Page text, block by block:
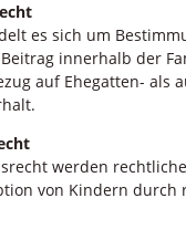
es sich um
innerhalb der
auf Ehegatten- als
werden
von Kindern durch